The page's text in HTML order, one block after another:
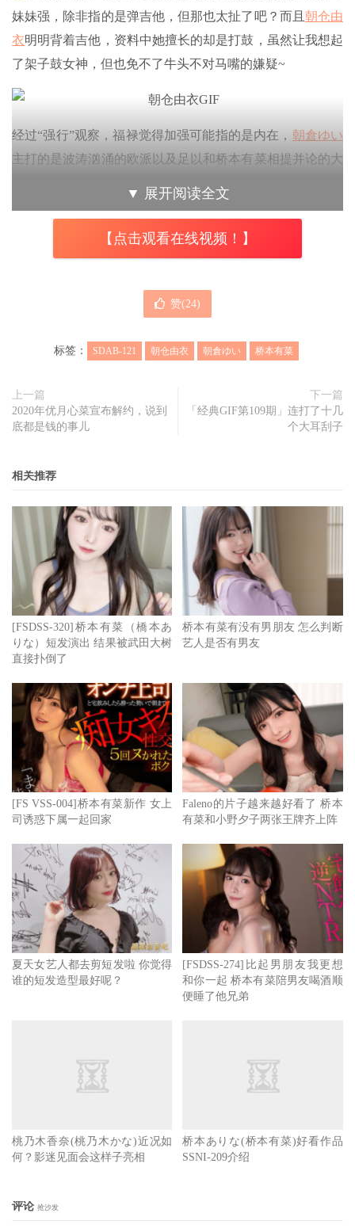
妹妹强，除非指的是弹吉他，但那也太扯了吧？而且 朝仓由
衣明明背着吉他，资料中她擅长的却是打鼓，虽然让我想起
了架子鼓女神，但也免不了牛头不对马嘴的嫌疑~
经过“强行”观察，福禄觉得加强可能指的是内在， 朝倉ゆい
主打的是波涛汹涌的欧派以及足以和桥本有菜相提并论的大
资料上朝仓由衣是160公分，桥本有菜是166公分，显然腿长
的话还是后者占优势，至于cup两个人则都是C，所以得出的
朝倉ゆい也有优点，比如她的体型比较匀称，外表看
值不买但，但站在霓虹国的审美角度，朝仓由衣未尝不是一
位值得期待的新秀，而且在看过宣传影像后，福禄又产生了
代号：SDAB-121
发行时间：2020年02月20日
出演：朝仓由衣（朝倉ゆい）
▼ 展开阅读全文
【点击观看在线视频！】
赞(24)
标签： SDAB-121 朝仓由衣 朝倉ゆい 桥本有菜
上一篇
2020年优月心菜宣布解约，说到
底都是钱的事儿
下一篇
「经典GIF第109期」连打了十几
个大耳刮子
相关推荐
[FSDSS-320]桥本有菜（橋本あ
りな）短发演出 结果被武田大树
直接扑倒了
桥本有菜有没有男朋友 怎么判断
艺人是否有男友
[FS VSS-004]桥本有菜新作 女上
司诱惑下属一起回家
Faleno的片子越来越好看了 桥本
有菜和小野夕子两张王牌齐上阵
夏天女艺人都去剪短发啦 你觉得
谁的短发造型最好呢？
[FSDSS-274]比起男朋友我更想
和你一起 桥本有菜陪男友喝酒顺
便睡了他兄弟
桃乃木香奈(桃乃木かな)近况如
何？影迷见面会这样子亮相
桥本ありな(桥本有菜)好看作品
SSNI-209介绍
评论 抢沙发